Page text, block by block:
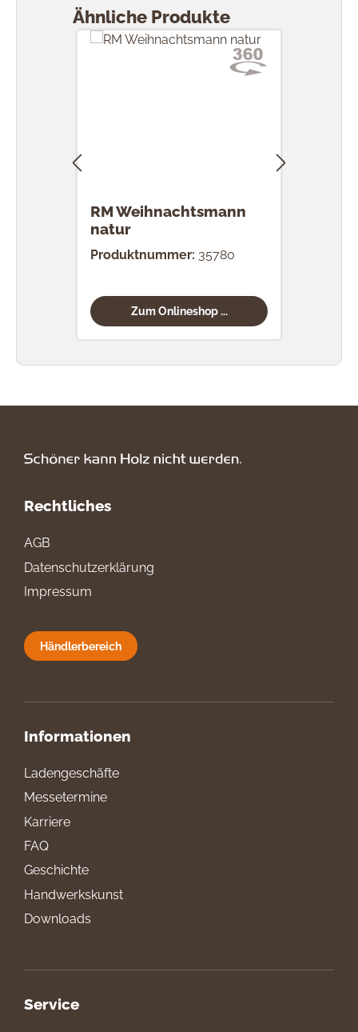
Ähnliche Produkte
RM Weihnachtsmann
natur
Produktnummer: 35780
Zum Onlineshop ...
Rechtliches
AGB
Datenschutzerklärung
Impressum
Händlerbereich
Informationen
Ladengeschäfte
Messetermine
Karriere
FAQ
Geschichte
Handwerkskunst
Downloads
Service